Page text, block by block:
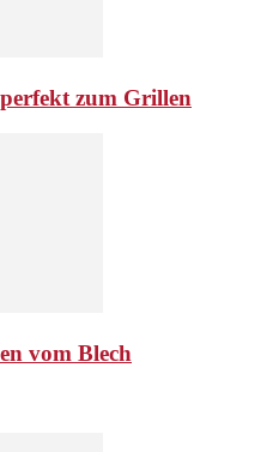
zum Grillen
vom Blech